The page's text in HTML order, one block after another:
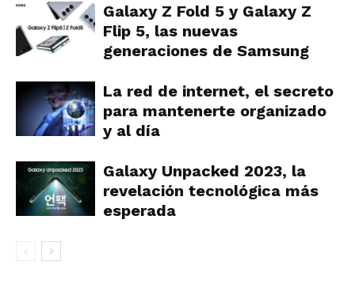
Galaxy Z Fold 5 y Galaxy Z
Flip 5, las nuevas
generaciones de Samsung
La red de internet, el secreto
para mantenerte organizado
y al día
Galaxy Unpacked 2023, la
revelación tecnológica más
esperada